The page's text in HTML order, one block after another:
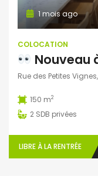
1 mois ago
COLOCATION
Nouveau
Rue des Petites
150 m2
2 SDB privées
LIBRE À LA RENTRÉE